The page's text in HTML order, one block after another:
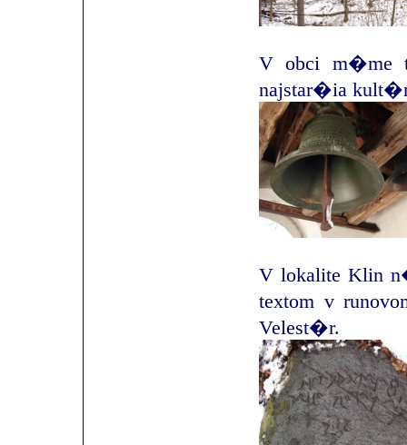
V obci m�me
najstar�ia
V lokalite Klin
textom v
Velest�r.